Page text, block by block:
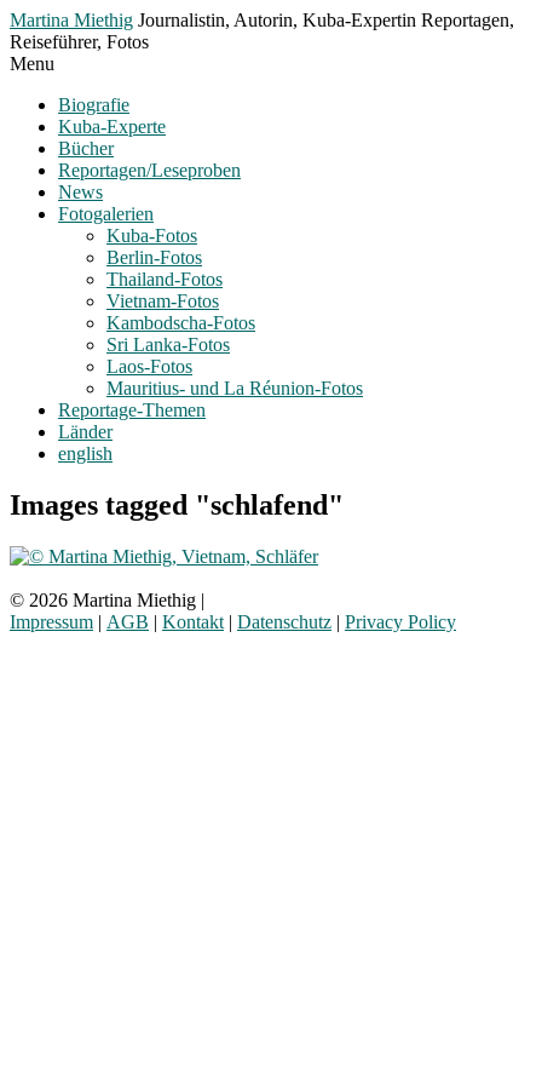
Toggle
Menu
Martina Miethig Journalistin, Autorin, Kuba-Expertin Reportagen,
Reiseführer, Fotos
Menu
Biografie
Kuba-Experte
Bücher
Reportagen/Leseproben
News
Fotogalerien
Kuba-Fotos
Berlin-Fotos
Thailand-Fotos
Vietnam-Fotos
Kambodscha-Fotos
Sri Lanka-Fotos
Laos-Fotos
Mauritius- und La Réunion-Fotos
Reportage-Themen
Länder
english
Images tagged "schlafend"
© 2026 Martina Miethig |
Impressum | AGB | Kontakt | Datenschutz | Privacy Policy